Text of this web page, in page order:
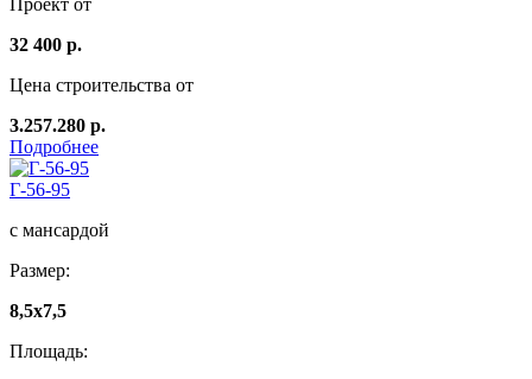
32 400 р.
Цена строительства от
3.257.280 р.
Подробнее
Г-56-95
с мансардой
Размер:
8,5x7,5
Площадь: